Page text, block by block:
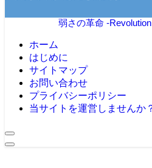
弱さの革命 -
ホーム
はじめに
サイトマップ
お問い合わせ
プライバシーポリシー
当サイトを運営しませんか